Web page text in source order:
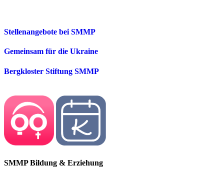
Stellenangebote bei SMMP
Gemeinsam für die Ukraine
Bergkloster Stiftung SMMP
SMMP Bildung & Erziehung